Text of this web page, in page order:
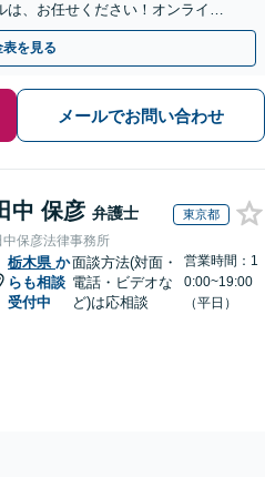
、お任せください！オンライン
表を見る
メールでお問い合わせ
中 保彦 弁護士 東京都
中保彦法律事務所
栃木県 か
らも相談
受付中
面談方法(対面・
電話・ビデオな
ど)は応相談
営業時間：1
0:00~19:00
（平日）